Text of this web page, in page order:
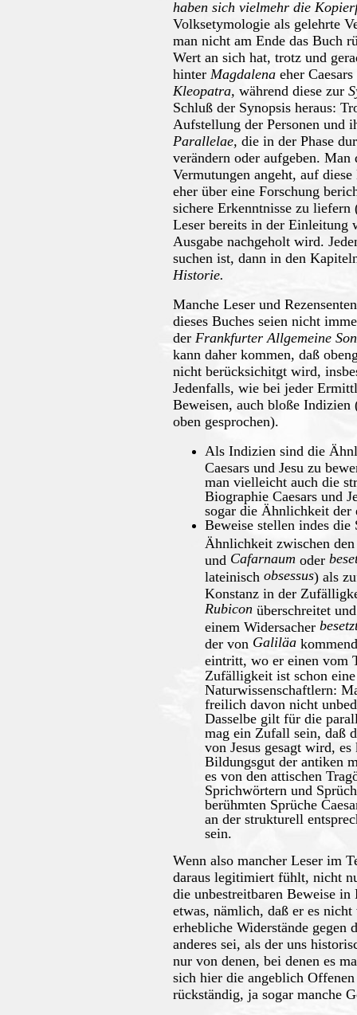
haben sich vielmehr die
Volksetymologie als gelehrte
man nicht am Ende das Buch
Wert an sich hat, trotz und
hinter Magdalena eher
Kleopatra, während diese zur
Schluß der Synopsis heraus:
Aufstellung der Personen
Parallelae, die in der Phase
verändern oder aufgeben. Man
Vermutungen angeht, auf
eher über eine Forschung
sichere Erkenntnisse zu
Leser bereits in der Einleitung
Ausgabe nachgeholt wird.
suchen ist, dann in den
Historie.
Manche Leser und
dieses Buches seien nicht
der Frankfurter Allgemeine
kann daher kommen, daß
nicht berücksichitgt wird,
Jedenfalls, wie bei jeder
Beweisen, auch bloße Indizien
oben gesprochen).
Als Indizien sind die
Caesars und Jesu zu
man vielleicht auch die
Biographie Caesars und
sogar die Ähnlichkeit der
Beweise stellen indes die
Ähnlichkeit zwischen
und Cafarnaum oder
lateinisch obsessus) als
Konstanz in der
Rubicon überschreitet
einem Widersacher
der von Galiläa
eintritt, wo er einen vom
Zufälligkeit ist schon
Naturwissenschaftlern:
freilich davon nicht
Dasselbe gilt für die
mag ein Zufall sein, daß
von Jesus gesagt wird,
Bildungsgut der antiken
es von den attischen
Sprichwörtern und
berühmten Sprüche
an der strukturell
sein.
Wenn also mancher Leser im
daraus legitimiert fühlt, nicht
die unbestreitbaren Beweise in
etwas, nämlich, daß er es
erhebliche Widerstände gegen
anderes sei, als der uns
nur von denen, bei denen es
sich hier die angeblich
rückständig, ja sogar manche